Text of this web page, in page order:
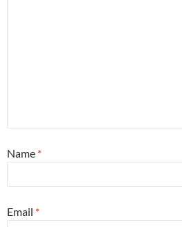
Name *
Email *